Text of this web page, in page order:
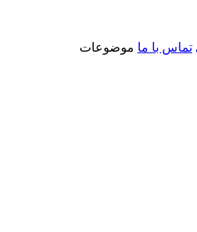
تماس با ما موضوعات